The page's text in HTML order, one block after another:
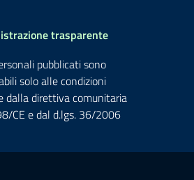
trasparente
pubblicati sono
solo alle condizioni
dalla direttiva comunitaria
CE e dal d.lgs. 36/2006